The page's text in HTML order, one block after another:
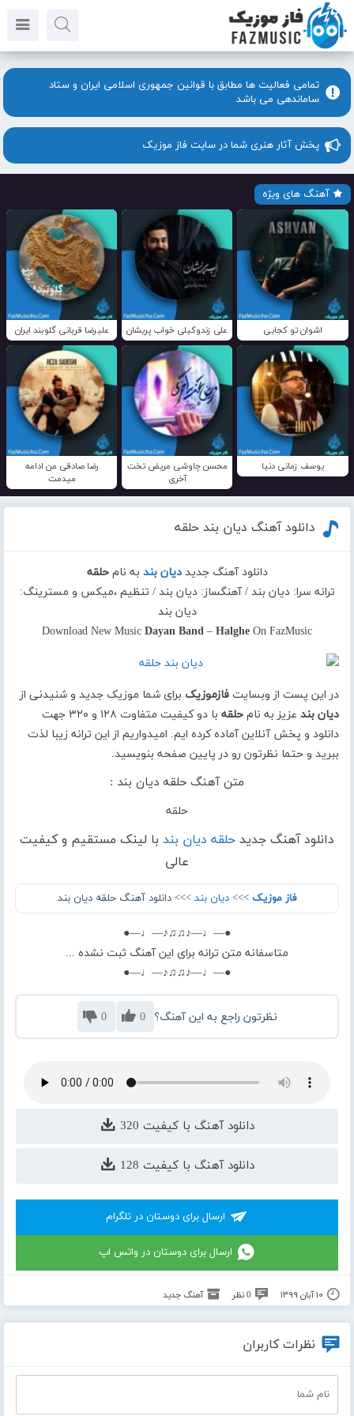
تمامی فعالیت ها مطابق با قوانین جمهوری اسلامی ایران و ستاد
ساماندهی می باشد
پخش آثار هنری شما در سایت فاز موزیک
آهنگ های ویژه
اشوان تو کجایی علی زندوکیلی خواب پریشان علیرضا قربانی گلوبند ایران
یوسف زمانی دنیا
محسن چاوشی مریض تخت
آخری
رضا صادقی من ادامه
میدمت
دانلود آهنگ دیان بند حلقه
دانلود آهنگ جدیددیان بند به نامحلقه
ترانه سرا: دیان بند / آهنگساز: دیان بند / تنظیم ،میکس و مسترینگ:
دیان بند
Download New Music Dayan Band – Halghe On FazMusic
در این پست از وبسایتفازموزیک برای شما موزیک جدید و شنیدنی از
دیان بند عزیز به نامحلقه
با دو کیفیت متفاوت ۱۲۸ و ۳۲۰ جهت
دانلود و پخش آنلاین آماده کرده ایم. امیدواریم از این ترانه زیبا لذت
ببرید و حتما نظرتون رو در پایین صفحه بنویسید.
متن آهنگ حلقه دیان بند :
حلقه
دانلود آهنگ جدید حلقه دیان بند با لینک مستقیم و کیفیت
عالی
فاز موزیک >>>دیان بند >>> دانلود آهنگ حلقه دیان بند
●—♩—♪♫♫♪—♩—●
متاسفانه متن ترانه برای این آهنگ ثبت نشده ...
●—♩—♪♫♫♪—♩—●
نظرتون راجع به این آهنگ؟ 0
0
دانلود آهنگ با کیفیت 320
دانلود آهنگ با کیفیت 128
ارسال برای دوستان در تلگرام
ارسال برای دوستان در واتس اپ
۱۰ آبان ۱۳۹۹ 0 نظر آهنگ جدید
نظرات کاربران